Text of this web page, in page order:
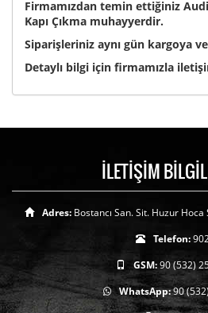
Firmamızdan temin ettiğiniz
Kapı Çıkma muhayyerdir.
Siparişleriniz aynı gün kargoya
Detaylı bilgi için firmamızla
İLETİŞİM
Adres: Bostancı San. Sit. Huzur
Telefon:
GSM:90 (532)
WhatsApp:90